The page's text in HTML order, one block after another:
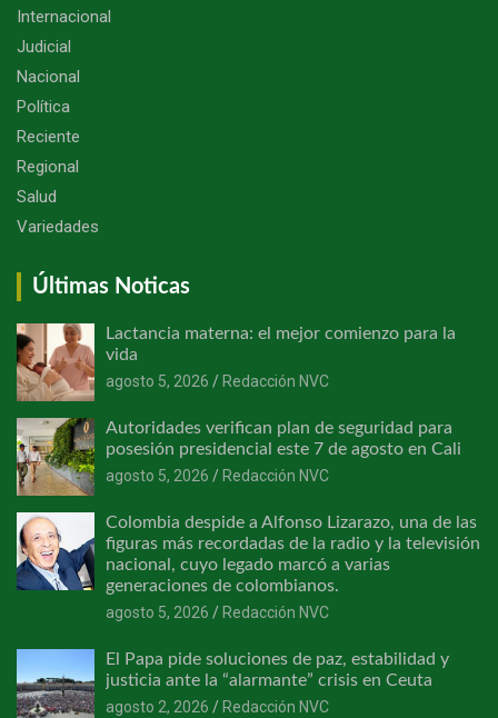
Internacional
Judicial
Nacional
Política
Reciente
Regional
Salud
Variedades
Últimas Noticas
Lactancia materna: el mejor comienzo para la
vida
agosto 5, 2026
Redacción NVC
Autoridades verifican plan de seguridad para
posesión presidencial este 7 de agosto en Cali
agosto 5, 2026
Redacción NVC
Colombia despide a Alfonso Lizarazo, una de las
figuras más recordadas de la radio y la televisión
nacional, cuyo legado marcó a varias
generaciones de colombianos.
agosto 5, 2026
Redacción NVC
El Papa pide soluciones de paz, estabilidad y
justicia ante la “alarmante” crisis en Ceuta
agosto 2, 2026
Redacción NVC